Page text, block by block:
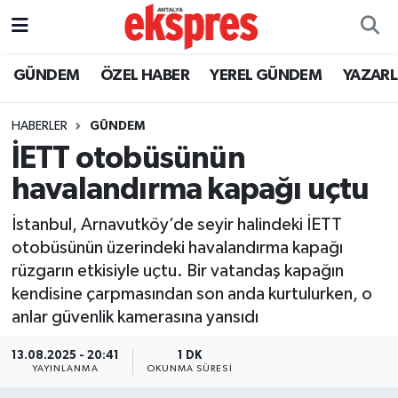
GÜNDEM ÖZEL HABER YEREL GÜNDEM
HABERLER GÜNDEM
İETT otobüsünün
havalandırma kapağı uçtu
İstanbul, Arnavutköy’de seyir halindeki İETT
otobüsünün üzerindeki havalandırma kapağı
rüzgarın etkisiyle uçtu. Bir vatandaş kapağın
kendisine çarpmasından son anda kurtulurken, o
anlar güvenlik kamerasına yansıdı
13.08.2025 - 20:41
YAYINLANMA
1 DK
OKUNMA SÜRESI
ÖZEL HABER
YEREL GÜNDEM
EKONOMİ
KÜLTÜR - SANAT
SPOR
Nöbetçi Eczaneler
Trafik Durumu
Süper Lig Puan Durumu ve Fikstür
Tüm Manşetler
Son Dakika Haberleri